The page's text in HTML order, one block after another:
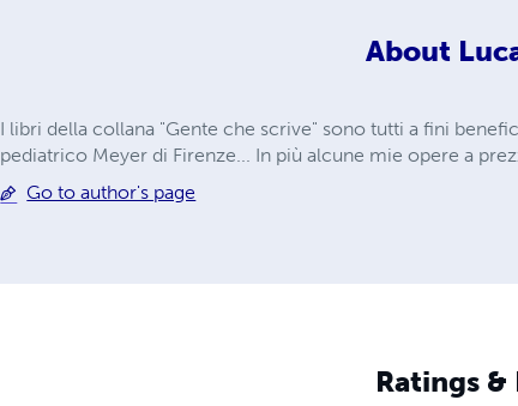
About
I libri della collana "Gente che scrive" sono tutti a fini
pediatrico Meyer di Firenze... In più alcune mie opere a
Go to author's page
Ratings &